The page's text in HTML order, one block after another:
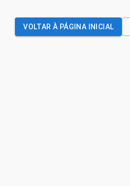
VOLTAR À PÁGINA INICIAL